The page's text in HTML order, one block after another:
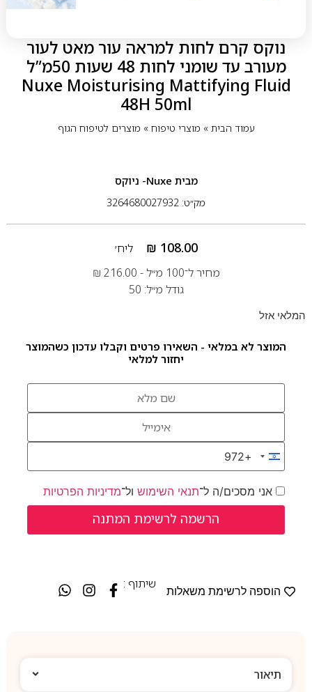
נוקס קרם לחות למראה עור מאט לעור
מעורב עד שומני לחות 48 שעות 50מ”ל
Nuxe Moisturising Mattifying Fluid
48H 50ml
עמוד הבית» מוצרי טיפוח» מוצרים לטיפוח הגוף
מבית Nuxe- ניוקס
מק״ט: 3264680027932
₪ 108.00
ליח׳
מחיר ל־100 מ״ל -
₪ 216.00
גודל מ״ל: 50
המלאי אזל
המוצר לא במלאי - השאירו פרטים וקבלו עדכון כשהמוצר
יחזור למלאי
Israel +972
+972
אני מסכים/ה ל־תנאי השימושול־מדיניות הפרטיות
הוספה לרשימת משאלות
שיתוף :
תיאור